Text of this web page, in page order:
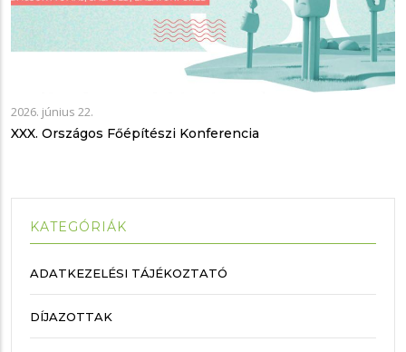
2026. június 22.
XXX. Országos Főépítészi Konferencia
KATEGÓRIÁK
ADATKEZELÉSI TÁJÉKOZTATÓ
DÍJAZOTTAK